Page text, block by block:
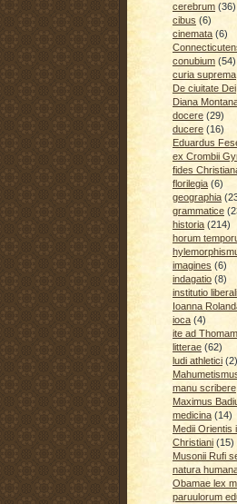
cerebrum (36)
cibus (6)
cinemata (6)
conubium (54)
curia suprema
De ciuitate Dei
Diana
docere (29)
ducere (16)
Eduardus
ex Crombii
fides
florilegia (6)
geographia
grammatice
historia (214)
horum
imagines (6)
indagatio (8)
institutio
Ioanna
ioca (4)
ite ad Thomam
litterae (62)
ludi athletici (2)
manu scribere
Maximus
medicina (14)
Medii Orientis
Christiani (15)
Musonii Rufi
natura
Obamae lex
paruulorum